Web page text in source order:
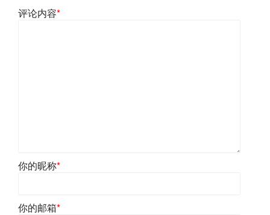
评论内容*
你的昵称*
你的邮箱*